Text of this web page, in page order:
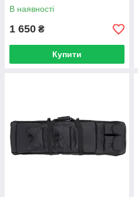
В наявності
1 650 ₴
Купити